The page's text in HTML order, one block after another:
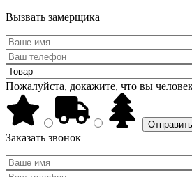
Вызвать замерщика
Пожалуйста, докажите, что вы
Заказать звонок